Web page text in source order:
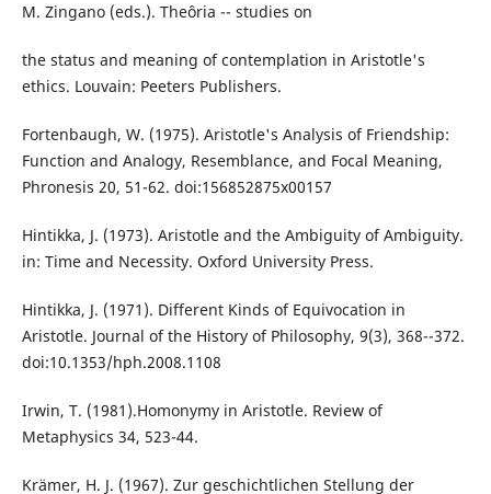
M. Zingano (eds.). Theôria -- studies on
the status and meaning of contemplation in Aristotle's
ethics. Louvain: Peeters Publishers.
Fortenbaugh, W. (1975). Aristotle's Analysis of Friendship:
Function and Analogy, Resemblance, and Focal Meaning,
Phronesis 20, 51-62. doi:156852875x00157
Hintikka, J. (1973). Aristotle and the Ambiguity of Ambiguity.
in: Time and Necessity. Oxford University Press.
Hintikka, J. (1971). Different Kinds of Equivocation in
Aristotle. Journal of the History of Philosophy, 9(3), 368--372.
doi:10.1353/hph.2008.1108
Irwin, T. (1981).Homonymy in Aristotle. Review of
Metaphysics 34, 523-44.
Krämer, H. J. (1967). Zur geschichtlichen Stellung der